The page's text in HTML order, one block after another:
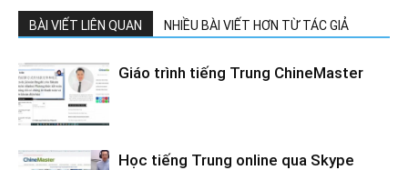
BÀI VIẾT LIÊN QUAN NHIỀU BÀI VIẾT HƠN TỪ TÁC GIẢ
Giáo trình tiếng Trung ChineMaster
Học tiếng Trung online qua Skype